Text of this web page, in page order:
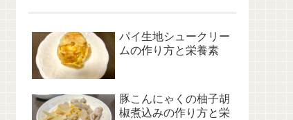
パイ生地シュークリー
ムの作り方と栄養素
豚こんにゃくの柚子胡
椒煮込みの作り方と栄